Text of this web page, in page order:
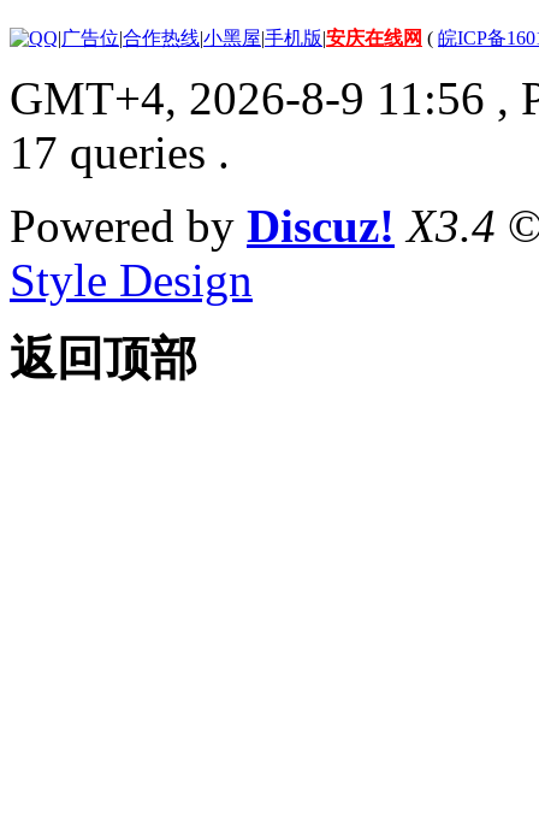
|广告位|合作热线|小黑屋|手机版|安庆在线网 ( 皖ICP备
GMT+4, 2026-8-9 11:56 ,
17 queries .
Powered by Discuz! X3.4
Style Design
返回顶部